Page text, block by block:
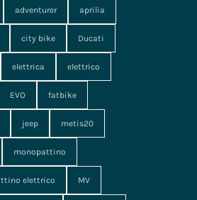
adventurer aprilia
city bike Ducati
elettrica elettrico
EVO fatbike
jeep metis20
monopattino
elettrico MV